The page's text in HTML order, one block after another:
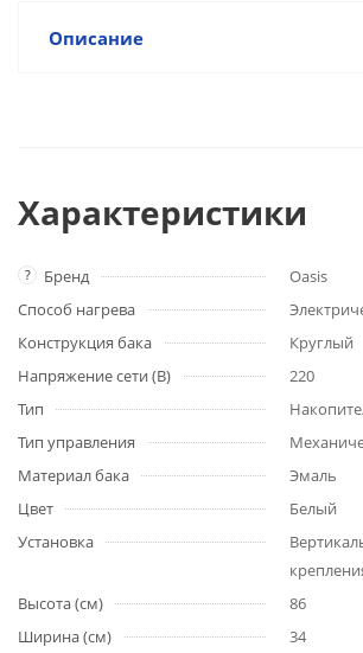
Описание
Характеристики
? Бренд
Oasis
Способ нагрева
Конструкция бака
Круглый
Напряжение сети (В)
220
Тип
Тип управления
Материал бака
Эмаль
Цвет
Белый
Установка
Высота (см)
86
Ширина (см)
34